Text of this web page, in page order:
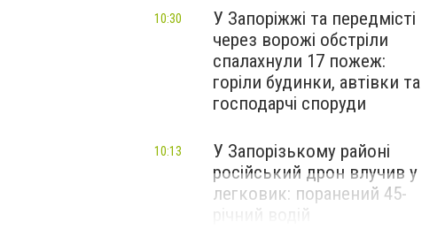
У Запоріжжі та передмісті
через ворожі обстріли
спалахнули 17 пожеж:
горіли будинки, автівки та
господарчі споруди
10:30
У Запорізькому районі
російський дрон влучив у
легковик: поранений 45-
річний водій
10:13